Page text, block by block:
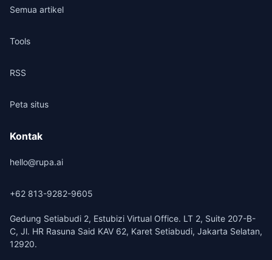
Semua artikel
Tools
RSS
Peta situs
Kontak
hello@rupa.ai
+62 813-9282-9605
Gedung Setiabudi 2, Estubizi Virtual Office. LT 2, Suite 207-B-
C, Jl. HR Rasuna Said KAV 62, Karet Setiabudi, Jakarta Selatan,
12920.